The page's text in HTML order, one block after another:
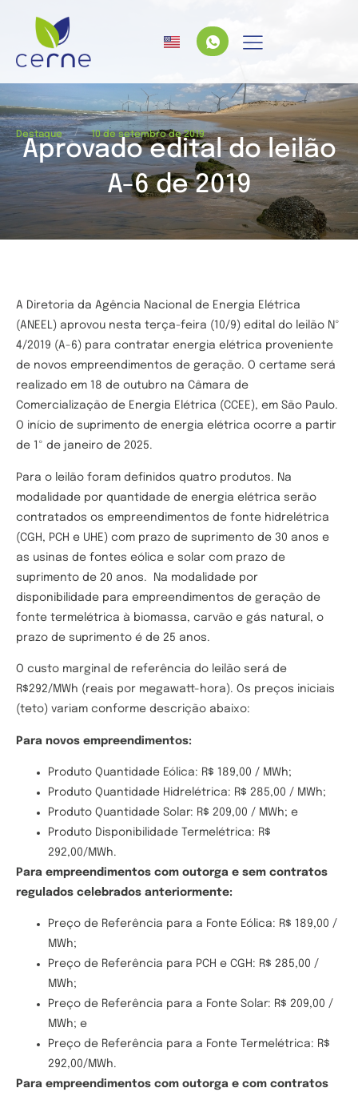
Destaque / 10 de setembro de 2019
Aprovado edital do leilão
A-6 de 2019
A Diretoria da Agência Nacional de Energia Elétrica
(ANEEL) aprovou nesta terça-feira (10/9) edital do leilão Nº
4/2019 (A-6) para contratar energia elétrica proveniente
de novos empreendimentos de geração. O certame será
realizado em 18 de outubro na Câmara de
Comercialização de Energia Elétrica (CCEE), em São Paulo.
O início de suprimento de energia elétrica ocorre a partir
de 1º de janeiro de 2025.
Para o leilão foram definidos quatro produtos. Na
modalidade por quantidade de energia elétrica serão
contratados os empreendimentos de fonte hidrelétrica
(CGH, PCH e UHE) com prazo de suprimento de 30 anos e
as usinas de fontes eólica e solar com prazo de
suprimento de 20 anos. Na modalidade por
disponibilidade para empreendimentos de geração de
fonte termelétrica à biomassa, carvão e gás natural, o
prazo de suprimento é de 25 anos.
O custo marginal de referência do leilão será de
R$292/MWh (reais por megawatt-hora). Os preços iniciais
(teto) variam conforme descrição abaixo:
Para novos empreendimentos:
Produto Quantidade Eólica: R$ 189,00 / MWh;
Produto Quantidade Hidrelétrica: R$ 285,00 / MWh;
Produto Quantidade Solar: R$ 209,00 / MWh; e
Produto Disponibilidade Termelétrica: R$
292,00/MWh.
Para empreendimentos com outorga e sem contratos
regulados celebrados anteriormente:
Preço de Referência para a Fonte Eólica: R$ 189,00 /
MWh;
Preço de Referência para PCH e CGH: R$ 285,00 /
MWh;
Preço de Referência para a Fonte Solar: R$ 209,00 /
MWh; e
Preço de Referência para a Fonte Termelétrica: R$
292,00/MWh.
Para empreendimentos com outorga e com contratos